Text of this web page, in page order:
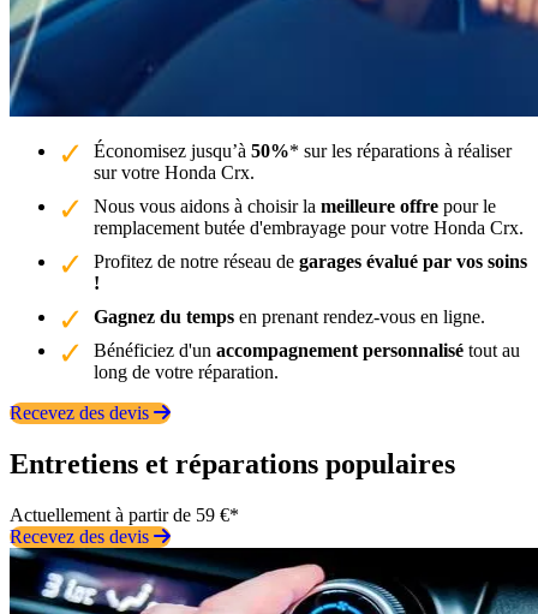
Économisez jusqu’à 50%* sur les réparations à réaliser
sur votre Honda Crx.
Nous vous aidons à choisir la meilleure offre pour le
remplacement butée d'embrayage pour votre Honda Crx.
Profitez de notre réseau de garages évalué par vos soins
!
Gagnez du temps en prenant rendez-vous en ligne.
Bénéficiez d'un accompagnement personnalisé tout au
long de votre réparation.
Recevez des devis
Entretiens et réparations populaires
Actuellement à partir de 59 €*
Recevez des devis